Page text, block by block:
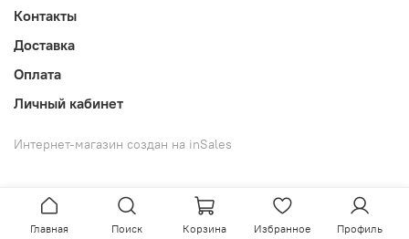
Контакты
Доставка
Оплата
Личный кабинет
Интернет-магазин создан на inSales
Главная Поиск Корзина Избранное Профиль